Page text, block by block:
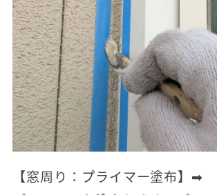
【窓周り：プライマー塗布】➡